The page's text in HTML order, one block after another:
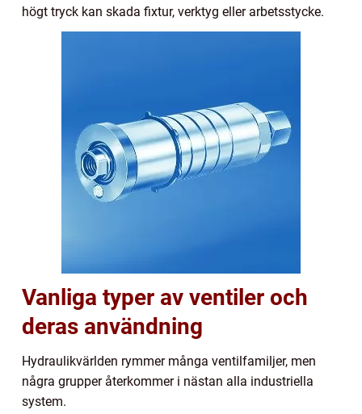
högt tryck kan skada fixtur, verktyg eller arbetsstycke.
Vanliga typer av ventiler och
deras användning
Hydraulikvärlden rymmer många ventilfamiljer, men
några grupper återkommer i nästan alla industriella
system.